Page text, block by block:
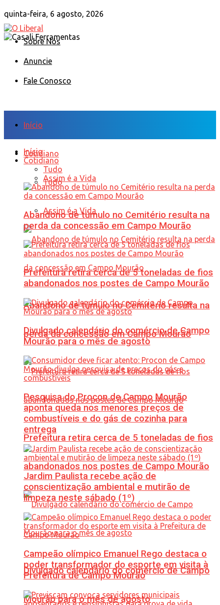
quinta-feira, 6 agosto, 2026
Sobre Nós
Anuncie
Fale Conosco
Início
Cotidiano
Tudo
Assim é a Vida
Abandono de túmulo no Cemitério resulta na
perda da concessão em Campo Mourão
Prefeitura retira cerca de 5 toneladas de fios
abandonados nos postes de Campo Mourão
Divulgado calendário do comércio de Campo
Mourão para o mês de agosto
Início
Cotidiano
Tudo
Assim é a Vida
Abandono de túmulo no Cemitério resulta na
perda da concessão em Campo Mourão
Prefeitura retira cerca de 5 toneladas de fios
abandonados nos postes de Campo Mourão
Divulgado calendário do comércio de Campo
Mourão para o mês de agosto
Pesquisa do Procon de Campo Mourão
aponta queda nos menores preços de
combustíveis e do gás de cozinha para
entrega
Jardim Paulista recebe ação de
conscientização ambiental e mutirão de
limpeza neste sábado (1º)
Campeão olímpico Emanuel Rego destaca o
poder transformador do esporte em visita à
Prefeitura de Campo Mourão